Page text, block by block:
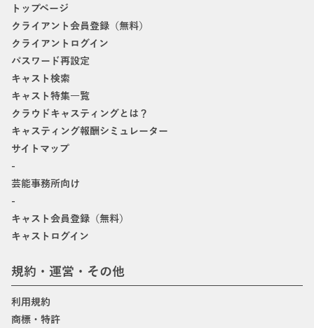
トップページ
クライアント会員登録（無料）
クライアントログイン
パスワード再設定
キャスト検索
キャスト特集一覧
クラウドキャスティングとは？
キャスティング報酬シミュレーター
サイトマップ
-
芸能事務所向け
-
キャスト会員登録（無料）
キャストログイン
規約・運営・その他
利用規約
商標・特許